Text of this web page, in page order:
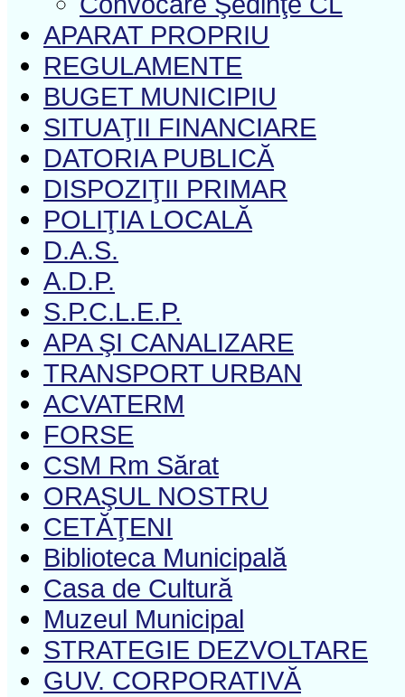
APARAT PROPRIU
REGULAMENTE
BUGET MUNICIPIU
SITUAŢII FINANCIARE
DATORIA PUBLICĂ
DISPOZIŢII PRIMAR
POLIŢIA LOCALĂ
D.A.S.
A.D.P.
S.P.C.L.E.P.
APA ŞI CANALIZARE
TRANSPORT URBAN
ACVATERM
FORSE
CSM Rm Sărat
ORAŞUL NOSTRU
CETĂŢENI
Biblioteca Municipală
Casa de Cultură
Muzeul Municipal
STRATEGIE DEZVOLTARE
GUV. CORPORATIVĂ